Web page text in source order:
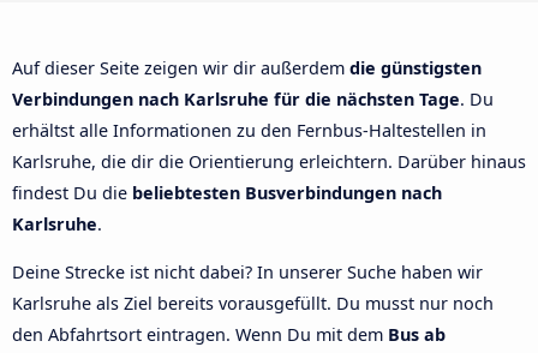
Auf dieser Seite zeigen wir dir außerdem die günstigsten
Verbindungen nach Karlsruhe für die nächsten Tage. Du
erhältst alle Informationen zu den Fernbus-Haltestellen in
Karlsruhe, die dir die Orientierung erleichtern. Darüber hinaus
findest Du die beliebtesten Busverbindungen nach
Karlsruhe.
Deine Strecke ist nicht dabei? In unserer Suche haben wir
Karlsruhe als Ziel bereits vorausgefüllt. Du musst nur noch
den Abfahrtsort eintragen. Wenn Du mit dem Bus ab